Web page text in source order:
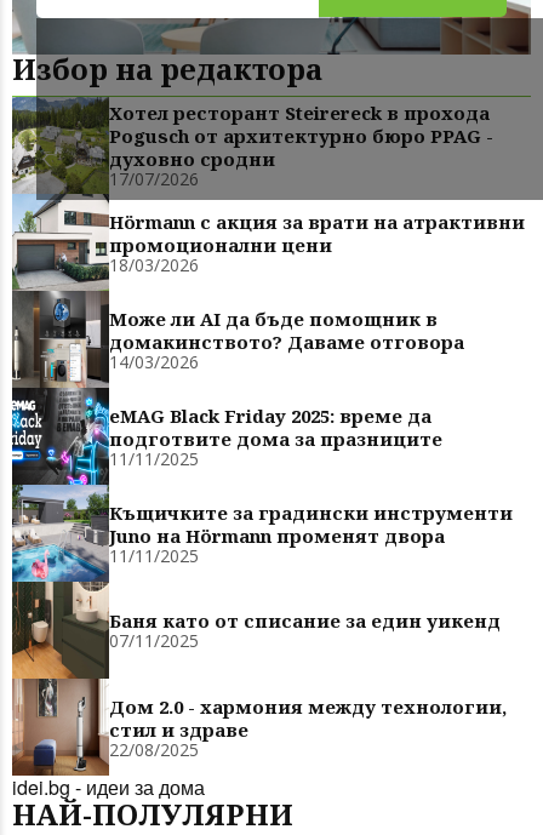
Избор на редактора
Хотел ресторант Steirereck в прохода
Pogusch от архитектурно бюро PPAG -
духовно сродни
17/07/2026
Hörmann с акция за врати на атрактивни
промоционални цени
18/03/2026
Може ли AI да бъде помощник в
домакинството? Даваме отговора
14/03/2026
eMAG Black Friday 2025: време да
подготвите дома за празниците
11/11/2025
Къщичките за градински инструменти
Juno на Hörmann променят двора
11/11/2025
Баня като от списание за един уикенд
07/11/2025
Дом 2.0 - хармония между технологии,
стил и здраве
22/08/2025
idei.bg - идеи за дома
НАЙ-ПОЛУЛЯРНИ